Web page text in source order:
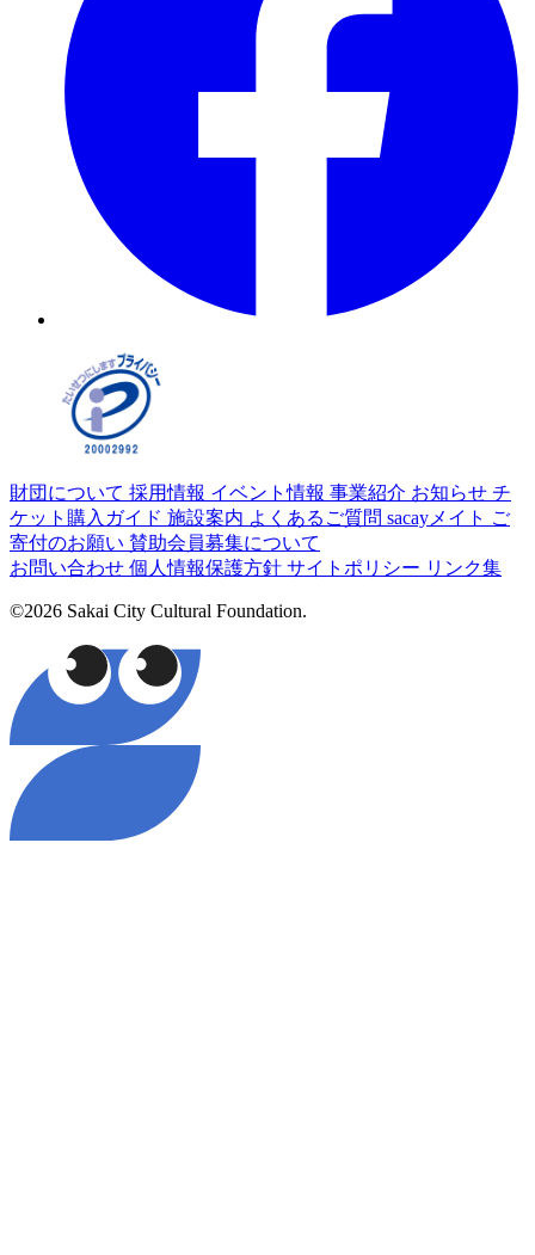
財団について 採用情報 イベント情報 事業紹介 お知らせ チ
ケット購入ガイド 施設案内 よくあるご質問 sacayメイト ご
寄付のお願い 賛助会員募集について
お問い合わせ 個人情報保護方針 サイトポリシー リンク集
©2026 Sakai City Cultural Foundation.